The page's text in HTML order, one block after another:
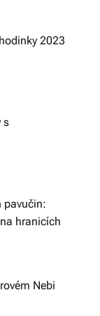
2023
s
pavučin:
hranicích
Nebi